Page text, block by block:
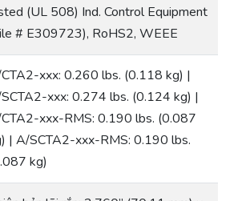
(UL 508) Ind. Control Equipment
# E309723), RoHS2, WEEE
xxx: 0.260 lbs. (0.118 kg) |
xxx: 0.274 lbs. (0.124 kg) |
xxx-RMS: 0.190 lbs. (0.087
| A/SCTA2-xxx-RMS: 0.190 lbs.
kg)